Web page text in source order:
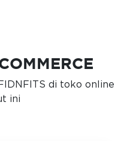
di toko online
ini